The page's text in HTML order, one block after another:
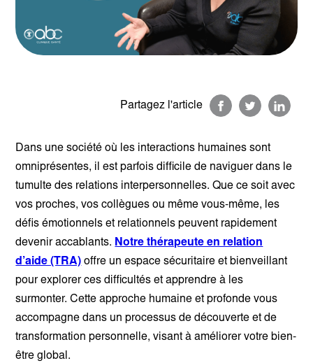
Partagez l'article
Dans une société où les interactions humaines sont
omniprésentes, il est parfois difficile de naviguer dans le
tumulte des relations interpersonnelles. Que ce soit avec
vos proches, vos collègues ou même vous-même, les
défis émotionnels et relationnels peuvent rapidement
devenir accablants. Notre thérapeute en relation
d’aide (TRA) offre un espace sécuritaire et bienveillant
pour explorer ces difficultés et apprendre à les
surmonter. Cette approche humaine et profonde vous
accompagne dans un processus de découverte et de
transformation personnelle, visant à améliorer votre bien-
être global.